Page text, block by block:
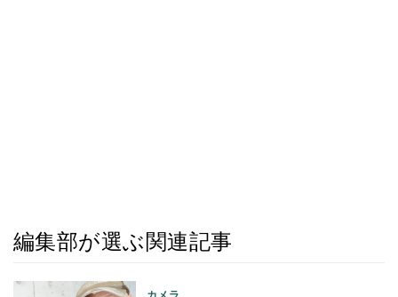
編集部が選ぶ関連記事